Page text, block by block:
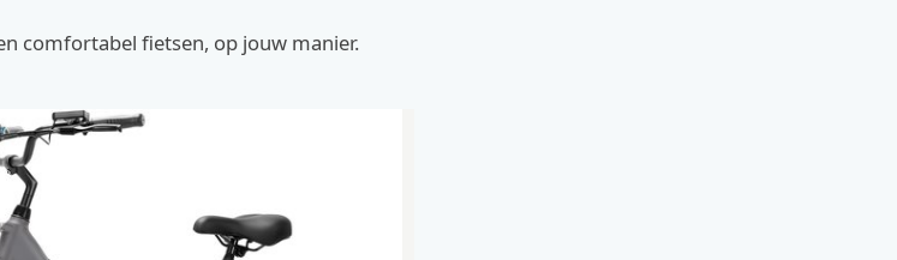
comfortabel fietsen, op jouw manier.